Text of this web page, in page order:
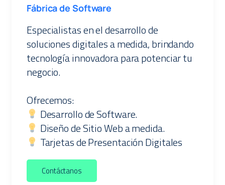
Fábrica de Software
Especialistas en el desarrollo de
soluciones digitales a medida, brindando
tecnología innovadora para potenciar tu
negocio.
Ofrecemos:
Desarrollo de Software.
Diseño de Sitio Web a medida.
Tarjetas de Presentación Digitales
Contáctanos